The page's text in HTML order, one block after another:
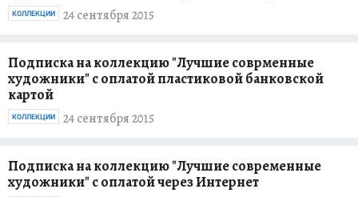
24 сентября 2015
КОЛЛЕКЦИИ
Подписка на коллекцию "Лучшие соврменные
художники" с оплатой пластиковой банковской
картой
24 сентября 2015
КОЛЛЕКЦИИ
Подписка на коллекцию "Лучшие современные
художники" с оплатой через Интернет